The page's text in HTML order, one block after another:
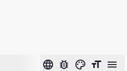
language bug_report color_lens format_size menu